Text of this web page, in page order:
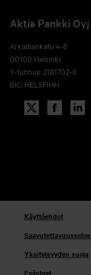
Aktia Pankki Oyj
Arkadiankatu 4-6
00100 Helsinki
Y-tunnus: 2181702-8
BIC: HELSFIHH
Käyttöehdot
Yksityisyyden suoja
Evästeet